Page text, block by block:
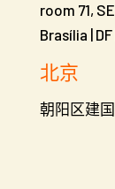
room 71,
Brasília |
北京
朝阳区建